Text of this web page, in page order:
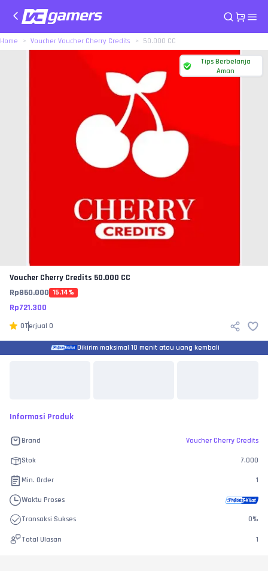
Home Voucher Voucher Cherry Credits 50.000 CC
Tips Berbelanja
Aman
Voucher Cherry Credits 50.000 CC
Rp850.000 15.14%
Rp721.300
0Terjual 0
Dikirim maksimal 10 menit atau uang kembali
Informasi Produk
Brand Voucher Cherry Credits
Stok 7.000
Min. Order 1
Waktu Proses
Transaksi Sukses 0%
Total Ulasan 1